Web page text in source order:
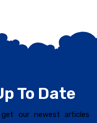
To Date
our newest articles